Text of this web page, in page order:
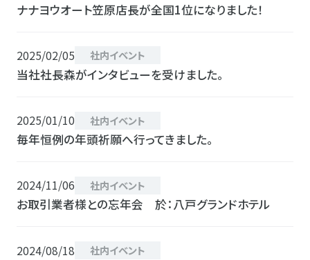
ナナヨウオート笠原店長が全国1位になりました！
2025/02/05 社内イベント
当社社長森がインタビューを受けました。
2025/01/10 社内イベント
毎年恒例の年頭祈願へ行ってきました。
2024/11/06 社内イベント
お取引業者様との忘年会 於：八戸グランドホテル
2024/08/18 社内イベント